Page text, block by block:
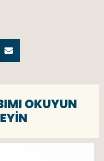
OKUYUN